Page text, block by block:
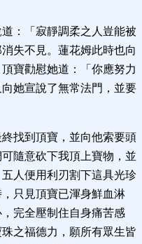
：「寂靜調柔之人豈能被
失不見。蓮花姆此時也向
寶勸慰她道：「你應努力
她宣說了無常法門，並要
找到頂寶，並向他索要頭
隨意砍下我頂上寶物，並
人便用利刃割下這具光珍
只見頂寶已渾身鮮血淋
完全壓制住自身痛苦感
之福德力，願所有眾生皆